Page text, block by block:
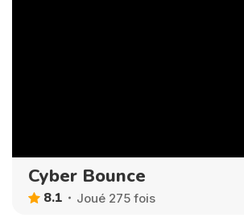
Cyber Bounce
8.1 Joué 275 fois